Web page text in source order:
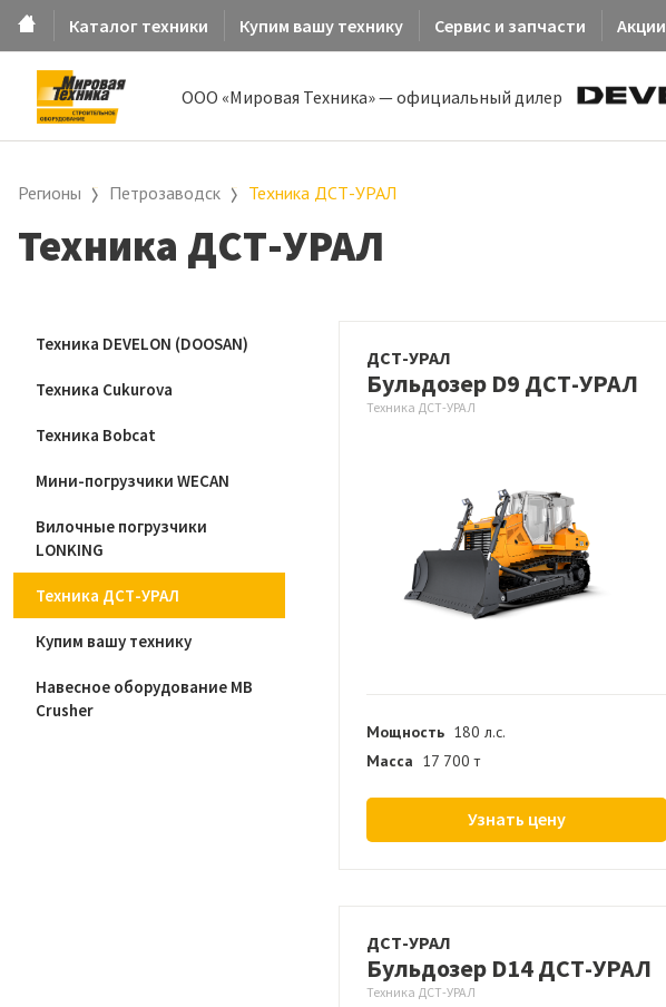
Каталог техники Купим вашу технику Сервис и запчасти Акции
ООО «Мировая Техника» — официальный дилер
Регионы Петрозаводск Техника ДСТ-УРАЛ
Техника ДСТ-УРАЛ
Техника DEVELON (DOOSAN)
Техника Cukurova
Техника Bobcat
Мини-погрузчики WECAN
Вилочные погрузчики
LONKING
Техника ДСТ-УРАЛ
Купим вашу технику
Навесное оборудование MB
Crusher
ДСТ-УРАЛ
Бульдозер D9 ДСТ-УРАЛ
Техника ДСТ-УРАЛ
Мощность 180 л.с.
Масса 17 700 т
Узнать цену
ДСТ-УРАЛ
Бульдозер D14 ДСТ-УРАЛ
Техника ДСТ-УРАЛ